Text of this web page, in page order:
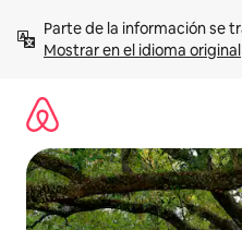
contenidoMostrar en el idioma original